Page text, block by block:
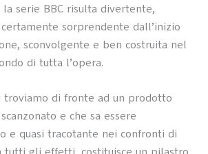
serie BBC risulta divertente,
sorprendente dall’inizio
sconvolgente e ben costruita nel
di tutta l’opera.
troviamo di fronte ad un prodotto
e che sa essere
e quasi tracotante nei confronti di